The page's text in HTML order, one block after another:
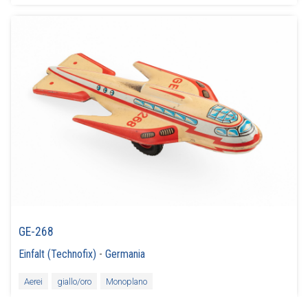
GE-268
Einfalt (Technofix) -Germania
Aerei giallo/oro Monoplano